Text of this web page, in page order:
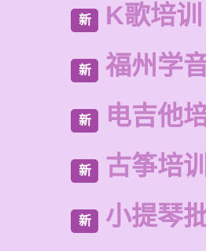
新 K歌培
新 福州学
新 电吉他
新 古筝培
新 小提琴